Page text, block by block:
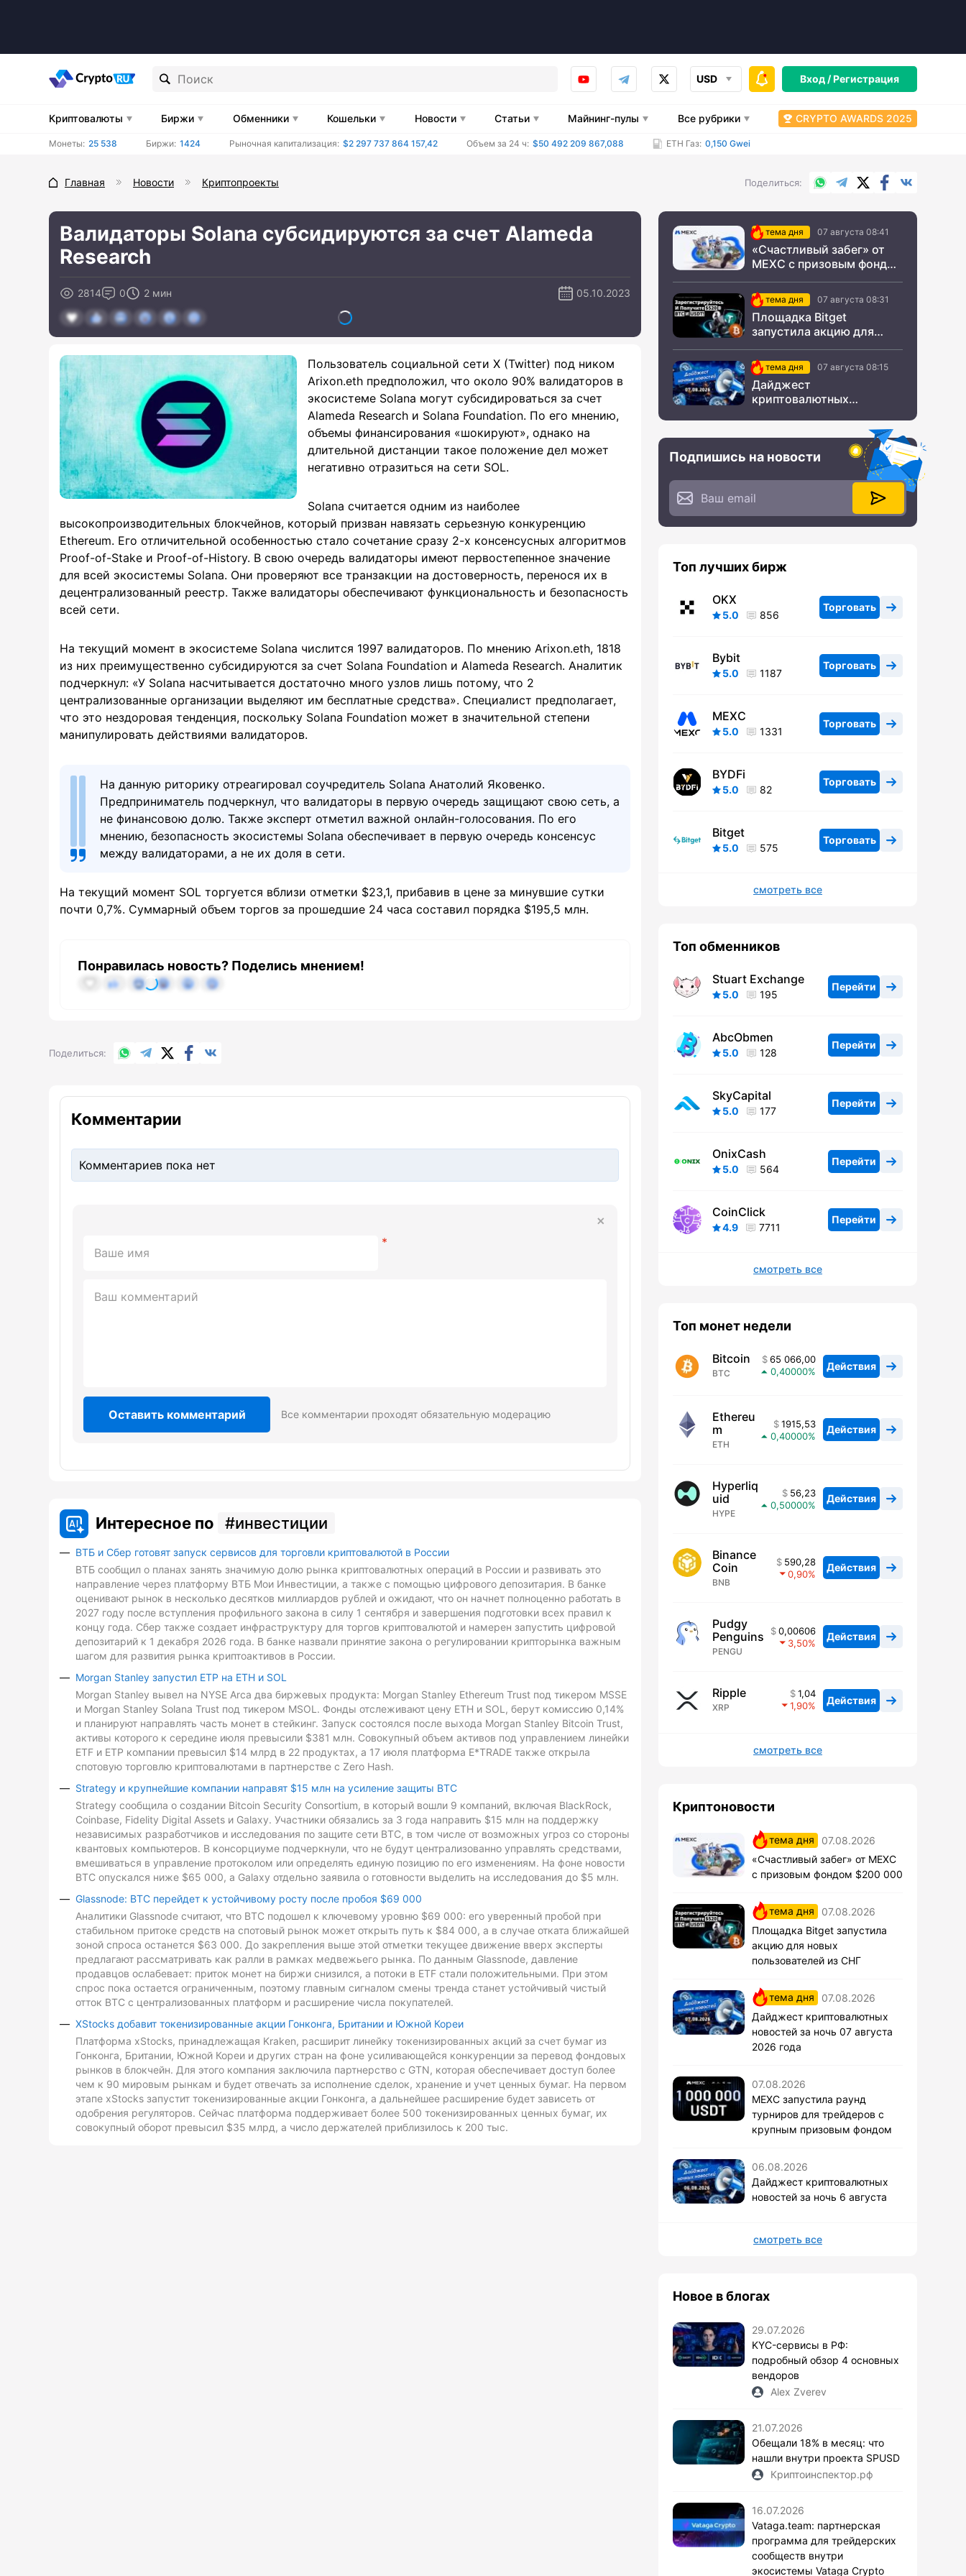
USD Вход /Регистрация
Криптовалюты Биржи Обменники Кошельки Новости Статьи Майнинг-пулы Все рубрики CRYPTO AWARDS 2025
Монеты: 25 538 Биржи: 1424 Рыночная капитализация: $2 297 737 864 157,42 Объем за 24 ч: $50 492 209 867,088 ETH Газ: 0,150 Gwei
Главная Новости Криптопроекты Поделиться WhatsApp
TelegramX.comFacebook
Валидаторы Solana субсидируются за счет Alameda
Research
2814 0 2 мин 05.10.2023
Пользователь социальной сети X (Twitter) под ником
Arixon.eth предположил, что около 90% валидаторов в
экосистеме Solana могут субсидироваться за счет
Alameda Research и Solana Foundation. По его мнению,
объемы финансирования «шокируют», однако на
длительной дистанции такое положение дел может
негативно отразиться на сети SOL.
Solana считается одним из наиболее
высокопроизводительных блокчейнов, который призван навязать серьезную конкуренцию
Ethereum. Его отличительной особенностью стало сочетание сразу 2-х консенсусных алгоритмов
Proof-of-Stake и Proof-of-History. В свою очередь валидаторы имеют первостепенное значение
для всей экосистемы Solana. Они проверяют все транзакции на достоверность, перенося их в
децентрализованный реестр. Также валидаторы обеспечивают функциональность и безопасность
всей сети.
На текущий момент в экосистеме Solana числится 1997 валидаторов. По мнению Arixon.eth, 1818
из них преимущественно субсидируются за счет Solana Foundation и Alameda Research. Аналитик
подчеркнул: «У Solana насчитывается достаточно много узлов лишь потому, что 2
централизованные организации выделяют им бесплатные средства». Специалист предполагает,
что это нездоровая тенденция, поскольку Solana Foundation может в значительной степени
манипулировать действиями валидаторов.
На данную риторику отреагировал соучредитель Solana Анатолий Яковенко.
Предприниматель подчеркнул, что валидаторы в первую очередь защищают свою сеть, а
не финансовою долю. Также эксперт отметил важной онлайн-голосования. По его
мнению, безопасность экосистемы Solana обеспечивает в первую очередь консенсус
между валидаторами, а не их доля в сети.
На текущий момент SOL торгуется вблизи отметки $23,1, прибавив в цене за минувшие сутки
почти 0,7%. Суммарный объем торгов за прошедшие 24 часа составил порядка $195,5 млн.
Понравилась новость? Поделись мнением!
Поделиться WhatsApp
TelegramX.comFacebook
Комментарии
Комментариев пока нет
Оставить комментарий Все комментарии проходят обязательную модерацию
Интересное по инвестиции
ВТБ и Сбер готовят запуск сервисов для торговли криптовалютой в России
ВТБ сообщил о планах занять значимую долю рынка криптовалютных операций в России и развивать это
направление через платформу ВТБ Мои Инвестиции, а также с помощью цифрового депозитария. В банке
оценивают рынок в несколько десятков миллиардов рублей и ожидают, что он начнет полноценно работать в
2027 году после вступления профильного закона в силу 1 сентября и завершения подготовки всех правил к
концу года. Сбер также создает инфраструктуру для торгов криптовалютой и намерен запустить цифровой
депозитарий к 1 декабря 2026 года. В банке назвали принятие закона о регулировании крипторынка важным
шагом для развития рынка криптоактивов в России.
Morgan Stanley запустил ETP на ETH и SOL
Morgan Stanley вывел на NYSE Arca два биржевых продукта: Morgan Stanley Ethereum Trust под тикером MSSE
и Morgan Stanley Solana Trust под тикером MSOL. Фонды отслеживают цену ETH и SOL, берут комиссию 0,14%
и планируют направлять часть монет в стейкинг. Запуск состоялся после выхода Morgan Stanley Bitcoin Trust,
активы которого к середине июля превысили $381 млн. Совокупный объем активов под управлением линейки
ETF и ETP компании превысил $14 млрд в 22 продуктах, а 17 июля платформа E*TRADE также открыла
спотовую торговлю криптовалютами в партнерстве с Zero Hash.
Strategy и крупнейшие компании направят $15 млн на усиление защиты BTC
Strategy сообщила о создании Bitcoin Security Consortium, в который вошли 9 компаний, включая BlackRock,
Coinbase, Fidelity Digital Assets и Galaxy. Участники обязались за 3 года направить $15 млн на поддержку
независимых разработчиков и исследования по защите сети BTC, в том числе от возможных угроз со стороны
квантовых компьютеров. В консорциуме подчеркнули, что не будут централизованно управлять средствами,
вмешиваться в управление протоколом или определять единую позицию по его изменениям. На фоне новости
BTC опускался ниже $65 000, а Galaxy отдельно заявила о готовности выделить на исследования до $5 млн.
Glassnode: BTC перейдет к устойчивому росту после пробоя $69 000
Аналитики Glassnode считают, что BTC подошел к ключевому уровню $69 000: его уверенный пробой при
стабильном притоке средств на спотовый рынок может открыть путь к $84 000, а в случае отката ближайшей
зоной спроса останется $63 000. До закрепления выше этой отметки текущее движение вверх эксперты
предлагают рассматривать как ралли в рамках медвежьего рынка. По данным Glassnode, давление
продавцов ослабевает: приток монет на биржи снизился, а потоки в ETF стали положительными. При этом
спрос пока остается ограниченным, поэтому главным сигналом смены тренда станет устойчивый чистый
отток BTC с централизованных платформ и расширение числа покупателей.
XStocks добавит токенизированные акции Гонконга, Британии и Южной Кореи
Платформа xStocks, принадлежащая Kraken, расширит линейку токенизированных акций за счет бумаг из
Гонконга, Британии, Южной Кореи и других стран на фоне усиливающейся конкуренции за перевод фондовых
рынков в блокчейн. Для этого компания заключила партнерство с GTN, которая обеспечивает доступ более
чем к 90 мировым рынкам и будет отвечать за исполнение сделок, хранение и учет ценных бумаг. На первом
этапе xStocks запустит токенизированные акции Гонконга, а дальнейшее расширение будет зависеть от
одобрения регуляторов. Сейчас платформа поддерживает более 500 токенизированных ценных бумаг, их
совокупный оборот превысил $35 млрд, а число держателей приблизилось к 200 тыс.
тема дня 07 августа 08:41
«Счастливый забег» от
MEXC с призовым фондом
тема дня 07 августа 08:31
Площадка Bitget
запустила акцию для
СНГтема дня 07 августа 08:15
Дайджест
криптовалютных
Подпишись на новости
Топ лучших бирж
OKX
5.0 856
Торговать
Bybit
5.0 1187
Торговать
MEXC
5.0 1331
Торговать
BYDFi
5.0 82
Торговать
Bitget
5.0 575
Торговать
смотреть все
Топ обменников
Stuart Exchange
5.0 195
Перейти
AbcObmen
5.0 128
Перейти
SkyCapital
5.0 177
Перейти
OnixCash
5.0 564
Перейти
CoinClick
4.9 7711
Перейти
смотреть все
Топ монет недели
Bitcoin
BTC
65 066,00
0,40000
Действия
Ethereu
m
ETH
1915,53
0,40000
Действия
Hyperliq
uid
HYPE
56,23
0,50000
Действия
Binance
Coin
BNB
590,28
0,90
Действия
Pudgy
Penguins
PENGU
0,00606
3,50
Действия
Ripple
XRP
1,04
1,90
Действия
смотреть все
Криптоновости
тема дня
07.08.2026
«Счастливый забег» от MEXC
с призовым фондом $200 000
тема дня
07.08.2026
Площадка Bitget запустила
акцию для новых
пользователей из СНГ
тема дня
07.08.2026
Дайджест криптовалютных
новостей за ночь 07 августа
2026 года
07.08.2026
MEXC запустила раунд
турниров для трейдеров с
крупным призовым фондом
06.08.2026
Дайджест криптовалютных
новостей за ночь 6 августа
смотреть все
Новое в блогах
29.07.2026
KYC-сервисы в РФ:
подробный обзор 4 основных
вендоров
Alex Zverev
21.07.2026
Обещали 18% в месяц: что
нашли внутри проекта SPUSD
Криптоинспектор.рф
16.07.2026
Vataga.team: партнерская
программа для трейдерских
сообществ внутри
экосистемы Vataga Crypto